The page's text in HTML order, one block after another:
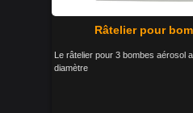
Râtelier pour
Le râtelier pour 3 bombes aérosol
diamètre